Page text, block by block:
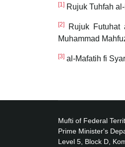
[1] Rujuk Tuhfah
[2]
Rujuk Futuhat
Muhammad
[3] al-Mafatih fi
Mufti of Federal
Prime Minister's
Level 5, Block D,